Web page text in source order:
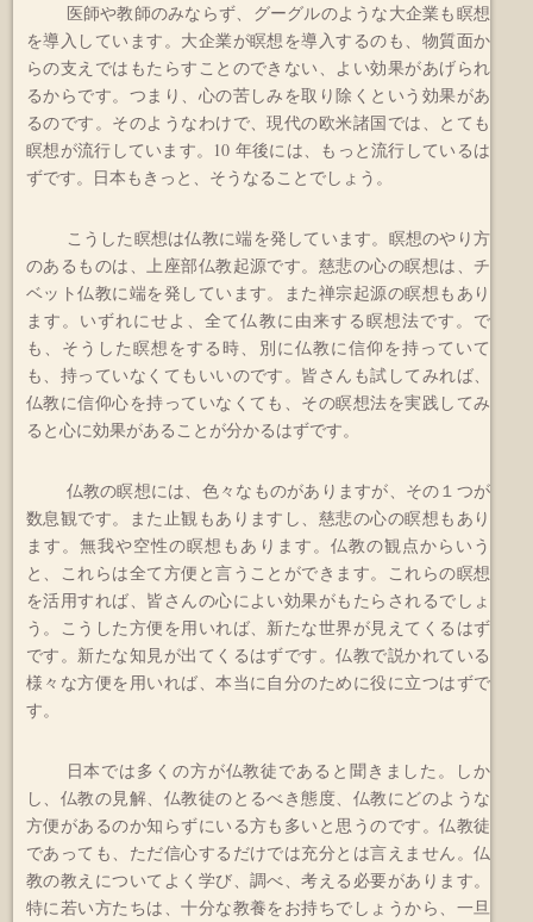
医師や教師のみならず、グーグルのような大企業も瞑想
を導入しています。大企業が瞑想を導入するのも、物質面か
らの支えではもたらすことのできない、よい効果があげられ
るからです。つまり、心の苦しみを取り除くという効果があ
るのです。そのようなわけで、現代の欧米諸国では、とても
瞑想が流行しています。10 年後には、もっと流行しているは
ずです。日本もきっと、そうなることでしょう。
こうした瞑想は仏教に端を発しています。瞑想のやり方
のあるものは、上座部仏教起源です。慈悲の心の瞑想は、チ
ベット仏教に端を発しています。また禅宗起源の瞑想もあり
ます。いずれにせよ、全て仏教に由来する瞑想法です。で
も、そうした瞑想をする時、別に仏教に信仰を持っていて
も、持っていなくてもいいのです。皆さんも試してみれば、
仏教に信仰心を持っていなくても、その瞑想法を実践してみ
ると心に効果があることが分かるはずです。
仏教の瞑想には、色々なものがありますが、その１つが
数息観です。また止観もありますし、慈悲の心の瞑想もあり
ます。無我や空性の瞑想もあります。仏教の観点からいう
と、これらは全て方便と言うことができます。これらの瞑想
を活用すれば、皆さんの心によい効果がもたらされるでしょ
う。こうした方便を用いれば、新たな世界が見えてくるはず
です。新たな知見が出てくるはずです。仏教で説かれている
様々な方便を用いれば、本当に自分のために役に立つはずで
す。
日本では多くの方が仏教徒であると聞きました。しか
し、仏教の見解、仏教徒のとるべき態度、仏教にどのような
方便があるのか知らずにいる方も多いと思うのです。仏教徒
であっても、ただ信心するだけでは充分とは言えません。仏
教の教えについてよく学び、調べ、考える必要があります。
特に若い方たちは、十分な教養をお持ちでしょうから、一旦